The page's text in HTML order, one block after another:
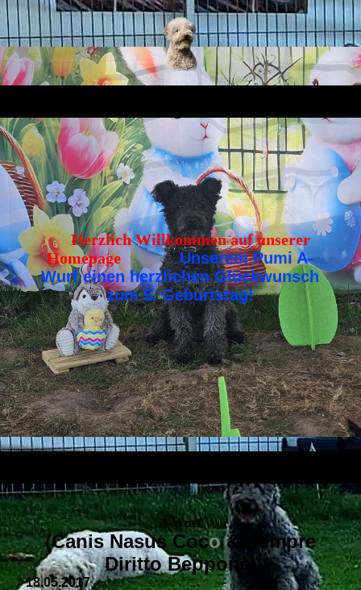
Herzlich Willkommen auf unserer
Homepage Unserem Pumi A-
Wurf einen herzlichen Glückwunsch
zum 5. Geburtstag!
I-Wurf
(Canis Nasus Coco &
Sempre
Diritto Beppone )
* 18.05.2017